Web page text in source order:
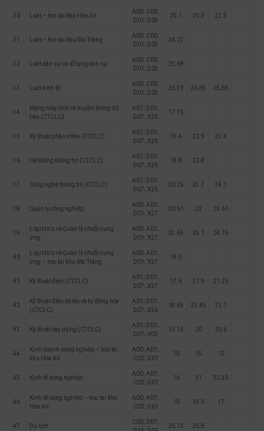
30 Luật – học tại khu Hòa An
A00; C00;
D01; D03
25.1 25.5 22.5
31 Luật – học tại khu Sóc Trăng
A00; C00;
D01; D03
24.27
32 Luật dân sự và tố tụng dân sự
A00; C00;
D01; D03
25.69
33 Luật kinh tế
A00; C00;
D01; D03
26.39 26.85 25.85
34
Mạng máy tính và truyền thông dữ
liệu (CTCLC)
A01; D01;
D07; X26
17.75
35 Kỹ thuật phần mềm (CTCLC)
A01; D01;
D07; X26
19.4 22.9 23.4
36 Hệ thống thông tin (CTCLC)
A01; D01;
D07; X26
18.8 22.8
37 Công nghệ thông tin (CTCLC)
A01; D01;
D07; X26
20.25 23.7 24.1
38 Quản lý công nghiệp
A00; A01;
D01; X27
20.61 23 23.61
39
Logistics và Quản lý chuỗi cung
ứng
A00; A01;
D01; X27
23.65 25.1 24.75
40
Logistics và Quản lý chuỗi cung
ứng – học tại khu Sóc Trăng
A00; A01;
D01; X27
18.5
41 Kỹ thuật điện (CTCLC)
A01; D01;
D07; X27
17.6 21.9 21.25
42
Kỹ thuật điều khiển và tự động hóa
(CTCLC)
A01; D01;
D07; X26
18.65 22.45 22.1
43 Kỹ thuật xây dựng (CTCLC)
A01; D01;
D07; V02
15.15 20 20.6
44
Kinh doanh nông nghiệp – học tại
khu Hòa An
A00; A01;
C02; D01
15 15 15
45 Kinh tế nông nghiệp
A00; A01;
C02; D01
16 21 22.35
46
Kinh tế nông nghiệp – học tại khu
Hòa An
A00; A01;
C02; D01
15 18.5 17
47 Du lịch
C00; D01;
26.73 26.8